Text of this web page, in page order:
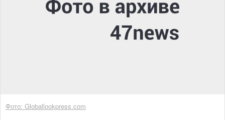
Фото: Globallookpress.com